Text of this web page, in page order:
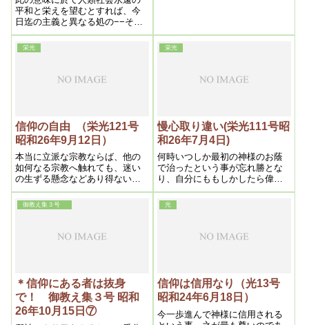
平和と栄えを望むとすれば、今
日迄の主義と異なる処の−−それ
は世界的、人類愛的のものでな
くてはならないと思う。近来米
国に於て唱道され始めた世界国
意味のもので、吾等と同一目的
栄光
信仰の自由 （栄光121号
昭和26年9月12日）
本当に立派な宗教ならば、他の
如何なる宗教へ触れても、迷い
の生ずる懸念などあり得ないか
ら、安心な訳である。だから私
はどんな宗教でも触れていいば
かりか、寧ろ大いに研究される
栄光
慢心取り違い(栄光111号昭
和26年7月4日)
何時いつしか最初の神様のお蔭
で治ったという事が忘れ勝とな
り、自分にももしかしたら偉い
点があるのではないかと思う人
もある、処がこれが立派な慢心
であって、この時が最も危険期
ればならない、というのは考え
るのはこの点で、即ち力とは人
間力であるから、人間力を抜く
程いい訳である、この理によっ
て慢心するとどうも人間力が加
わりたがる、何よりもそうなる
御教え集３号
＊信仰にある者は抜身
で！ 御教え集３号 昭和
26年10月15日⑦
光
信仰は信用なり（光13号
昭和24年6月18日）
今一歩進んで神様に信用される